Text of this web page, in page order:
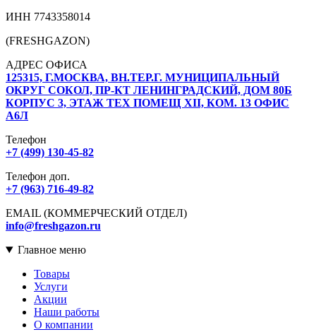
ИНН 7743358014
(FRESHGAZON)
АДРЕС ОФИСА
125315, Г.МОСКВА, ВН.ТЕР.Г. МУНИЦИПАЛЬНЫЙ
ОКРУГ СОКОЛ, ПР-КТ ЛЕНИНГРАДСКИЙ, ДОМ 80Б
КОРПУС 3, ЭТАЖ ТЕХ ПОМЕЩ XII, КОМ. 13 ОФИС
А6Л
Телефон
+7 (499) 130-45-82
Телефон доп.
+7 (963) 716-49-82
EMAIL (КОММЕРЧЕСКИЙ ОТДЕЛ)
info@freshgazon.ru
Главное меню
Товары
Услуги
Акции
Наши работы
О компании